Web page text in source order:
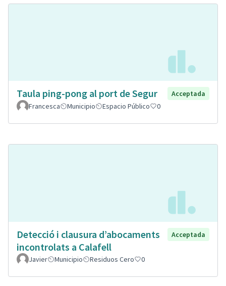
Taula ping-pong al port de Segur
Acceptada
Francesca
Municipio Espacio Público 0
Detecció i clausura d’abocaments
incontrolats a Calafell
Acceptada
Javier Municipio Residuos Cero 0